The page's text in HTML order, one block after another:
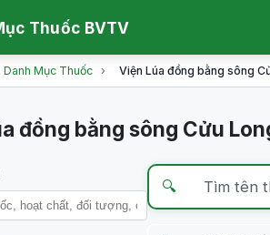
Thuốc BVTV
Danh Mục Thuốc › Viện Lúa đồng bằng sông
đồng bằng sông Cửu
🔍